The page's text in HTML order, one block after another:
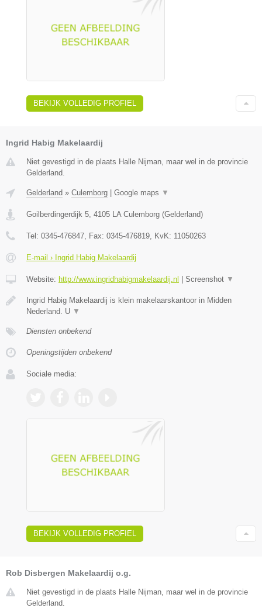
BEKIJK VOLLEDIG PROFIEL
Ingrid Habig Makelaardij
Niet gevestigd in de plaats Halle Nijman, maar wel in de provincie
Gelderland.
Gelderland » Culemborg Google maps ▼
Goilberdingerdijk 5 4105 LA Culemborg (Gelderland)
Tel: 0345-476847 , Fax: 0345-476819 , KvK: 11050263
E-mail › Ingrid Habig Makelaardij
Website: http://www.ingridhabigmakelaardij.nl Screenshot ▼
Ingrid Habig Makelaardij is klein makelaarskantoor in Midden
Nederland. U ▼
Diensten onbekend
Openingstijden onbekend
Sociale media:
BEKIJK VOLLEDIG PROFIEL
Rob Disbergen Makelaardij o.g.
Niet gevestigd in de plaats Halle Nijman, maar wel in de provincie
Gelderland.